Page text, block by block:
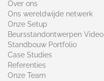
Over ons
Ons wereldwijde netwerk
Onze Setup
Beursstandontwerpen Video
Standbouw Portfolio
Case Studies
Referenties
Onze Team